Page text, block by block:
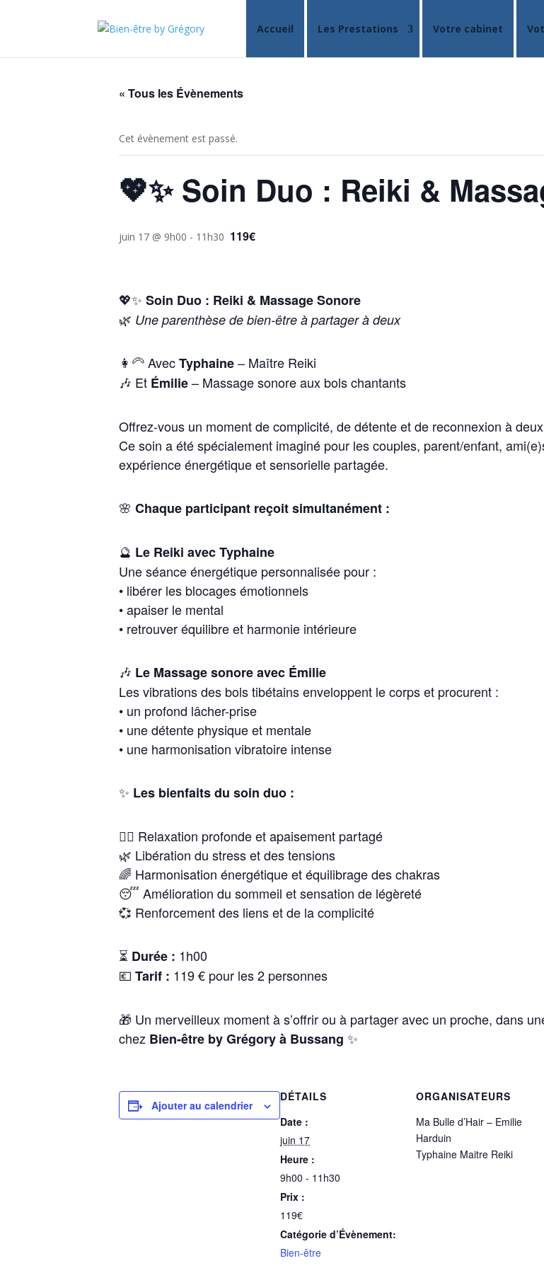
Accueil Les Prestations Votre cabinet
« Tous les Évènements
Cet évènement est passé.
💖✨ Soin Duo : Reiki &
juin 17 @ 9h00 - 11h30 119€
💖✨ Soin Duo : Reiki & Massage Sonore
🌿 Une parenthèse de bien-être à partager à deux
👩‍🦳 AvecTyphaine– Maître Reiki
🎶 Et Émilie– Massage sonore aux bols chantants
Offrez-vous un moment de complicité, de détente et de reconnexion à deux
Ce soin a été spécialement imaginé pour les couples, parent/enfant,
expérience énergétique et sensorielle partagée.
🌸 Chaque participant reçoit simultanément :
🔮 Le Reiki avec Typhaine
Une séance énergétique personnalisée pour :
• libérer les blocages émotionnels
• apaiser le mental
• retrouver équilibre et harmonie intérieure
🎶 Le Massage sonore avec Émilie
Les vibrations des bols tibétains enveloppent le corps et procurent :
• un profond lâcher-prise
• une détente physique et mentale
• une harmonisation vibratoire intense
✨ Les bienfaits du soin duo :
💆‍♀️ Relaxation profonde et apaisement partagé
🌿 Libération du stress et des tensions
🌈 Harmonisation énergétique et équilibrage des chakras
😴 Amélioration du sommeil et sensation de légèreté
💞 Renforcement des liens et de la complicité
⏳ Durée : 1h00
💶 Tarif : 119 € pour les 2 personnes
🎁 Un merveilleux moment à s’offrir ou à partager avec un proche, dans
chez Bien-être by Grégory à Bussang ✨
Ajouter au calendrier
DÉTAILS
Date :
juin 17
Heure :
9h00 - 11h30
Prix :
119€
Catégorie d’Évènement:
Bien-être
ORGANISATEURS
Ma Bulle d’Hair – Emilie
Harduin
Typhaine Maitre Reiki